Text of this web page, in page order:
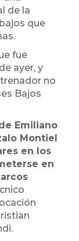
de la
que
fue
ayer, y
no
Bajos
Emiliano
Montiel
en los
en